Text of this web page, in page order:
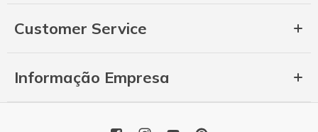
Customer Service
Informação Empresa